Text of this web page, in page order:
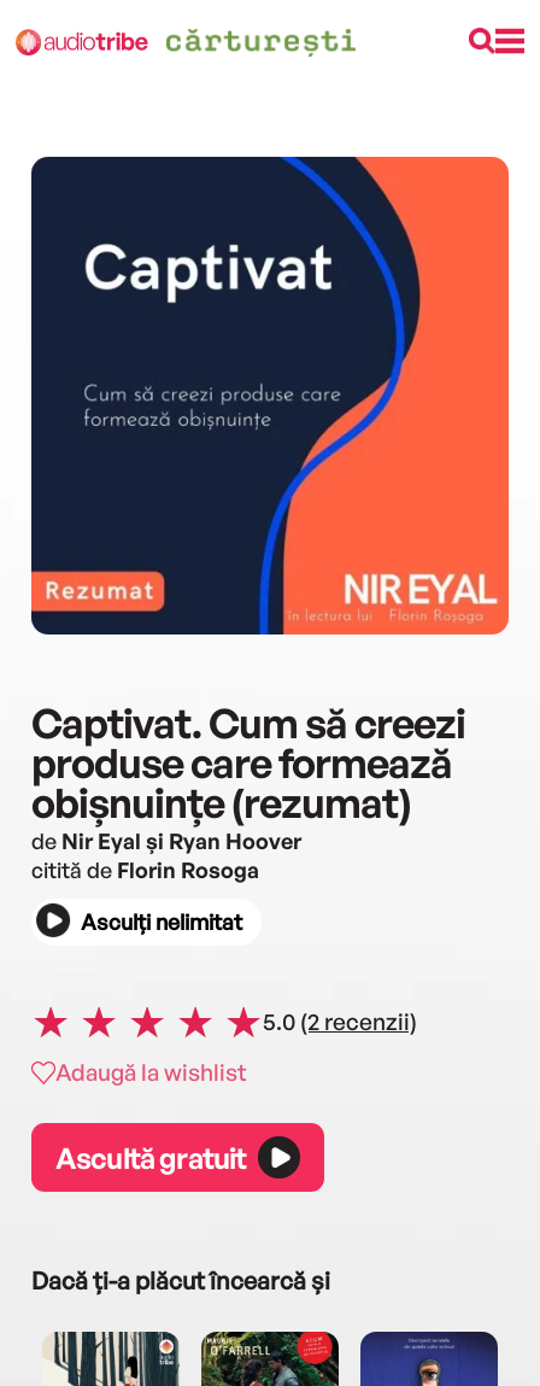
Captivat. Cum să creezi
produse care formează
obișnuințe (rezumat)
de Nir Eyal și Ryan Hoover
citită de Florin Rosoga
Asculți nelimitat
5.0 (2 recenzii)
Adaugă la wishlist
Ascultă gratuit
Dacă ți-a plăcut încearcă și